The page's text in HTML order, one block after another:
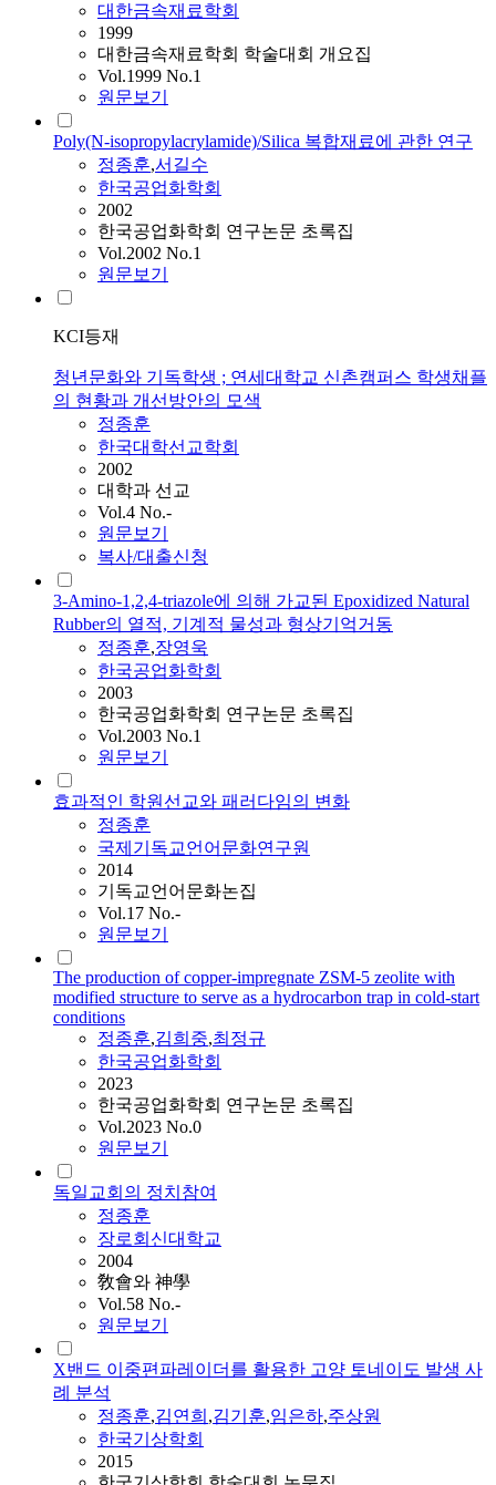
대한금속재료학회
1999
대한금속재료학회 학술대회 개요집
Vol.1999 No.1
원문보기
Poly(N-isopropylacrylamide)/Silica 복합재료에 관한 연구
정종훈,서길수
한국공업화학회
2002
한국공업화학회 연구논문 초록집
Vol.2002 No.1
원문보기
KCI등재
청년문화와 기독학생 ; 연세대학교 신촌캠퍼스 학생채플
의 현황과 개선방안의 모색
정종훈
한국대학선교학회
2002
대학과 선교
Vol.4 No.-
원문보기
복사/대출신청
3-Amino-1,2,4-triazole에 의해 가교된 Epoxidized Natural
Rubber의 열적, 기계적 물성과 형상기억거동
정종훈,장영욱
한국공업화학회
2003
한국공업화학회 연구논문 초록집
Vol.2003 No.1
원문보기
효과적인 학원선교와 패러다임의 변화
정종훈
국제기독교언어문화연구원
2014
기독교언어문화논집
Vol.17 No.-
원문보기
The production of copper-impregnate ZSM-5 zeolite with
modified structure to serve as a hydrocarbon trap in cold-start
conditions
정종훈,김희중,최정규
한국공업화학회
2023
한국공업화학회 연구논문 초록집
Vol.2023 No.0
원문보기
독일교회의 정치참여
정종훈
장로회신대학교
2004
敎會와 神學
Vol.58 No.-
원문보기
X밴드 이중편파레이더를 활용한 고양 토네이도 발생 사
례 분석
정종훈,김연희 ,김기훈,임은하,주상원
한국기상학회
2015